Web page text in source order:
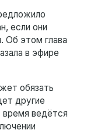
если они
Об этом глава
в эфире
обязать
другие
время ведётся